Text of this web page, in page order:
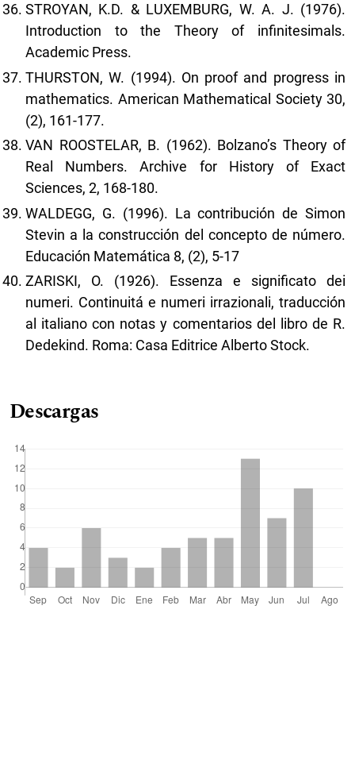
STROYAN, K.D. & LUXEMBURG, W. A. J. (1976).
Introduction to the Theory of infinitesimals.
Academic Press.
THURSTON, W. (1994). On proof and progress in
mathematics. American Mathematical Society 30,
(2), 161-177.
VAN ROOSTELAR, B. (1962). Bolzano’s Theory of
Real Numbers. Archive for History of Exact
Sciences, 2, 168-180.
WALDEGG, G. (1996). La contribución de Simon
Stevin a la construcción del concepto de número.
Educación Matemática 8, (2), 5-17
ZARISKI, O. (1926). Essenza e significato dei
numeri. Continuitá e numeri irrazionali, traducción
al italiano con notas y comentarios del libro de R.
Dedekind. Roma: Casa Editrice Alberto Stock.
Descargas